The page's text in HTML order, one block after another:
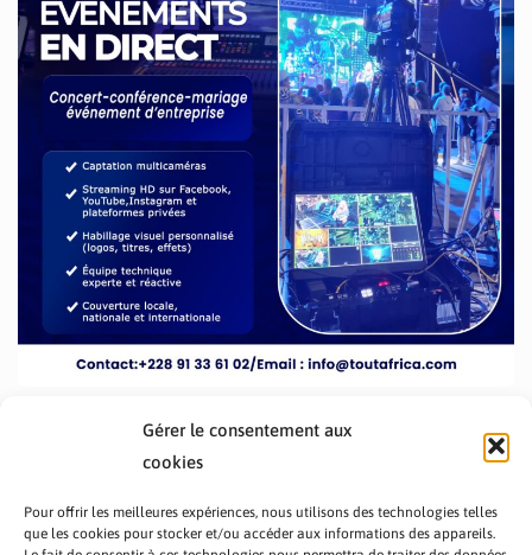
Gérer le consentement aux
cookies
Pour offrir les meilleures expériences, nous utilisons des technologies telles
que les cookies pour stocker et/ou accéder aux informations des appareils.